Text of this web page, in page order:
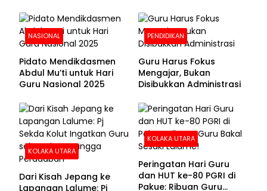
NASIONAL
Pidato Mendikdasmen
Abdul Mu’ti untuk Hari
Guru Nasional 2025
PENDIDIKAN
Guru Harus Fokus
Mengajar, Bukan
Disibukkan Administrasi
KOLAKA UTARA
Dari Kisah Jepang ke
Lapangan Lalume: Pj
KOLAKA UTARA
Peringatan Hari Guru
dan HUT ke-80 PGRI di
Pakue: Ribuan Guru